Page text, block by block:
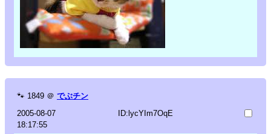
🐾 1849 ＠ でぶチン
2005-08-07
18:17:55
ID:lycYIm7OqE